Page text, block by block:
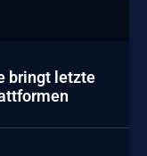
bringt letzte